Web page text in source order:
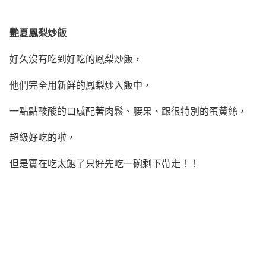
艷夏鳳梨炒飯
好久沒有吃到好吃的鳳梨炒飯，
他們完全用新鮮的鳳梨炒入飯中，
一點點酸酸的口感配著肉鬆、腰果、跟很特別的蛋黃絲，
超級好吃的啦，
但是實在吃太飽了只好先吃一碗剩下帶走！！